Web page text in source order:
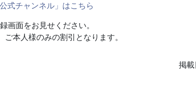
式チャンネル」はこちら
画面をお見せください。
本人様のみの割引となります。
掲